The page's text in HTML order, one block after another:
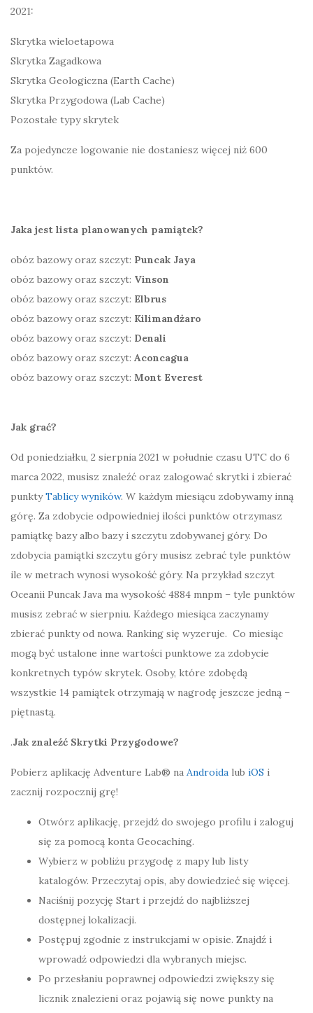
2021:
Skrytka wieloetapowa
Skrytka Zagadkowa
Skrytka Geologiczna (Earth Cache)
Skrytka Przygodowa (Lab Cache)
Pozostałe typy skrytek
Za pojedyncze logowanie nie dostaniesz więcej niż 600
punktów.
Jaka jest lista planowanych pamiątek?
obóz bazowy oraz szczyt: Puncak Jaya
obóz bazowy oraz szczyt: Vinson
obóz bazowy oraz szczyt: Elbrus
obóz bazowy oraz szczyt: Kilimandżaro
obóz bazowy oraz szczyt: Denali
obóz bazowy oraz szczyt: Aconcagua
obóz bazowy oraz szczyt: Mont Everest
Jak grać?
Od poniedziałku, 2 sierpnia 2021 w południe czasu UTC do 6
marca 2022, musisz znaleźć oraz zalogować skrytki i zbierać
punktyTablicy wyników. W każdym miesiącu zdobywamy inną
górę. Za zdobycie odpowiedniej ilości punktów otrzymasz
pamiątkę bazy albo bazy i szczytu zdobywanej góry. Do
zdobycia pamiątki szczytu góry musisz zebrać tyle punktów
ile w metrach wynosi wysokość góry. Na przykład szczyt
Oceanii Puncak Java ma wysokość 4884 mnpm – tyle punktów
musisz zebrać w sierpniu. Każdego miesiąca zaczynamy
zbierać punkty od nowa. Ranking się wyzeruje. Co miesiąc
mogą być ustalone inne wartości punktowe za zdobycie
konkretnych typów skrytek. Osoby, które zdobędą
wszystkie 14 pamiątek otrzymają w nagrodę jeszcze jedną –
piętnastą.
.Jak znaleźć Skrytki Przygodowe?
Pobierz aplikację Adventure Lab® na Androida lub iOS i
zacznij rozpocznij grę!
Otwórz aplikację, przejdź do swojego profilu i zaloguj
się za pomocą konta Geocaching.
Wybierz w pobliżu przygodę z mapy lub listy
katalogów. Przeczytaj opis, aby dowiedzieć się więcej.
Naciśnij pozycję Start i przejdź do najbliższej
dostępnej lokalizacji.
Postępuj zgodnie z instrukcjami w opisie. Znajdź i
wprowadź odpowiedzi dla wybranych miejsc.
Po przesłaniu poprawnej odpowiedzi zwiększy się
licznik znalezieni oraz pojawią się nowe punkty na